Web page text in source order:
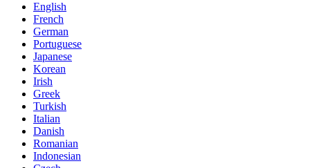
English
French
German
Portuguese
Japanese
Korean
Irish
Greek
Turkish
Italian
Danish
Romanian
Indonesian